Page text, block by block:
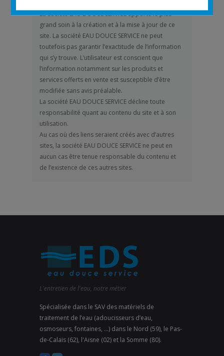
La société EAU DOUCE SERVICE apporte le plus
grand soin à la création et à la mise à jour de ce
site. La société EAU DOUCE SERVICE ne peut
toutefois pas garantir l’exactitude de l’information
qui s’y trouve. L’utilisateur est conscient que
l’information notamment sur les produits et
services offerts en vente est susceptible d’être
modifiée sans avis préalable.
La société EAU DOUCE SERVICE décline toute
responsabilité quant au contenu du site et à son
utilisation.
Au cas où des liens seraient créés avec d’autres
sites, la société EAU DOUCE SERVICE ne peut en
aucun cas être tenue responsable du contenu et
de l’existence de ces autres sites.
L'entretien de l'eau, notre métier
Spécialisée dans le SAV des matériels de
traitement de l’eau (adoucisseurs d’eau,
osmoseurs, fontaines, …) dans le Nord (59), le Pas-
de-Calais (62), l'Aisne (02) et la Somme (80).